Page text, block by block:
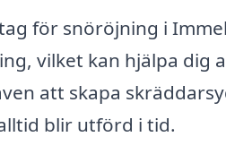
för snöröjning i
vilket kan hjälpa dig
att skapa
blir utförd i tid.